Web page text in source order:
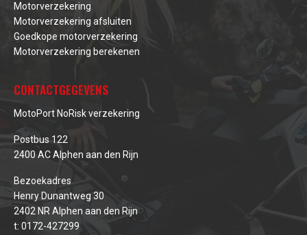
Motorverzekering
Motorverzekering afsluiten
Goedkope motorverzekering
Motorverzekering berekenen
CONTACTGEGEVENS
MotoPort NoRisk verzekering
Postbus 122
2400 AC Alphen aan den Rijn
Bezoekadres
Henry Dunantweg 30
2402 NR Alphen aan den Rijn
t: 0172-427299